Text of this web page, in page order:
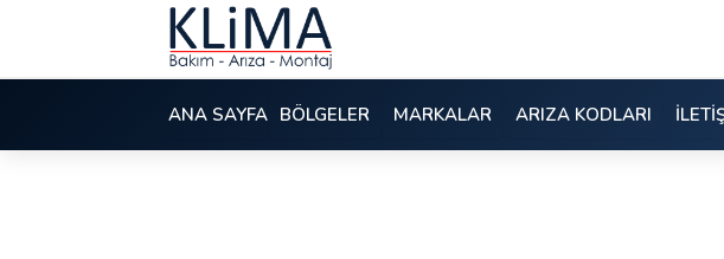
ANA SAYFA BÖLGELER MARKALAR ARIZA KODLARI